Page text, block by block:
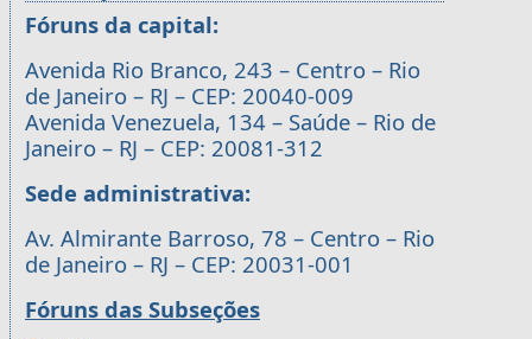
Fóruns da capital:
Avenida Rio Branco, 243 – Centro – Rio
de Janeiro – RJ – CEP: 20040-009
Avenida Venezuela, 134 – Saúde – Rio de
Janeiro – RJ – CEP: 20081-312
Sede administrativa:
Av. Almirante Barroso, 78 – Centro – Rio
de Janeiro – RJ – CEP: 20031-001
Fóruns das Subseções